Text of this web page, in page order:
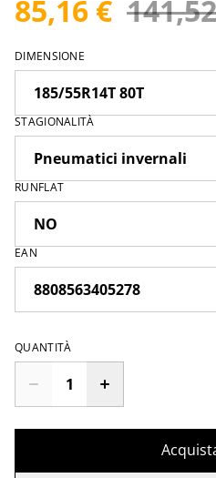
85,16 €
DIMENSIONE
STAGIONALITÀ
RUNFLAT
EAN
QUANTITÀ